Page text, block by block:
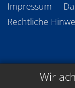
Wir
Impressum
Rechtliche